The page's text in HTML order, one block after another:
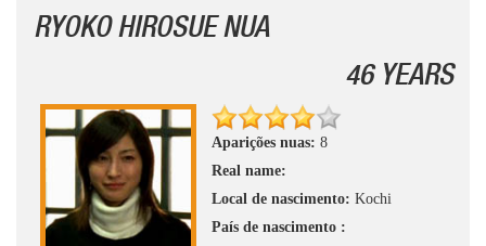
RYOKO HIROSUE NUA
46 YEARS
Aparições nuas: 8
Real name:
Local de nascimento: Kochi
País de nascimento :